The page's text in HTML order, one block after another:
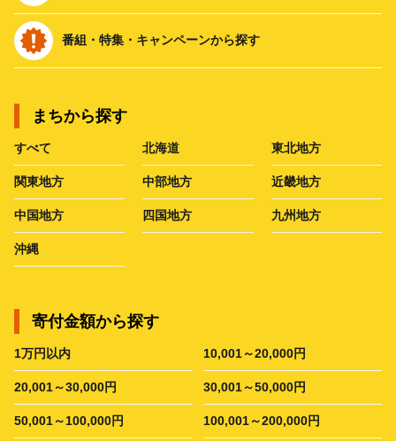
番組・特集・キャンペーンから探す
まちから探す
すべて 北海道 東北地方
関東地方 中部地方 近畿地方
中国地方 四国地方 九州地方
沖縄
寄付金額から探す
1万円以内 10,001～20,000円
20,001～30,000円 30,001～50,000円
50,001～100,000円 100,001～200,000円